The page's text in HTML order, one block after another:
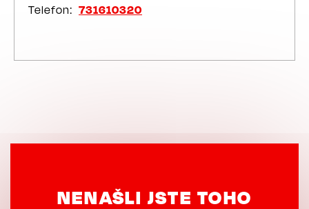
Telefon
731610320
NENAŠLI JSTE TOHO